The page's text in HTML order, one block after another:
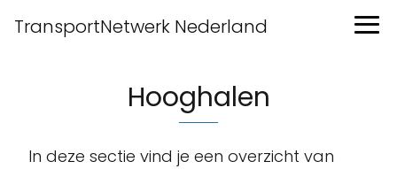
TransportNetwerk Nederland
Hooghalen
In deze sectie vind je een overzicht van